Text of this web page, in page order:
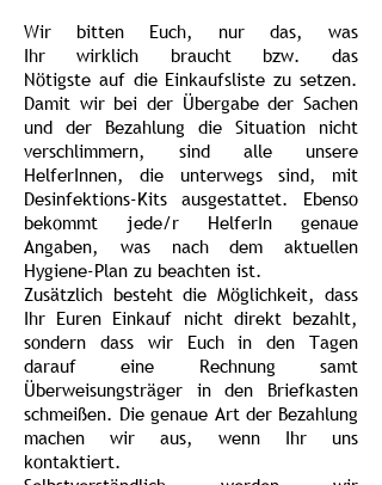
Wir bitten Euch, nur das, was
Ihr wirklich braucht bzw. das
Nötigste auf die Einkaufsliste zu setzen.
Damit wir bei der Übergabe der Sachen
und der Bezahlung die Situation nicht
verschlimmern, sind alle unsere
HelferInnen, die unterwegs sind, mit
Desinfektions-Kits ausgestattet. Ebenso
bekommt jede/r HelferIn genaue
Angaben, was nach dem aktuellen
Hygiene-Plan zu beachten ist.
Zusätzlich besteht die Möglichkeit, dass
Ihr Euren Einkauf nicht direkt bezahlt,
sondern dass wir Euch in den Tagen
darauf eine Rechnung samt
Überweisungsträger in den Briefkasten
schmeißen. Die genaue Art der Bezahlung
machen wir aus, wenn Ihr uns
kontaktiert.